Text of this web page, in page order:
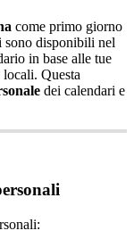
come primo giorno
sono disponibili nel
in base alle tue
locali. Questa
dei calendari e
: